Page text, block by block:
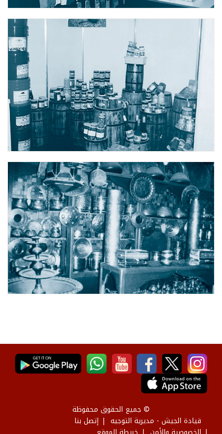
© جميع الحقوق محفوظة
قيادة الجيش - مديرية التوجيه
إتصل بنا